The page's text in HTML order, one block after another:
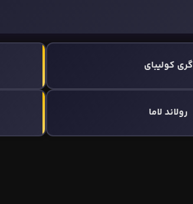
گری کولیبای
رولاند لاما